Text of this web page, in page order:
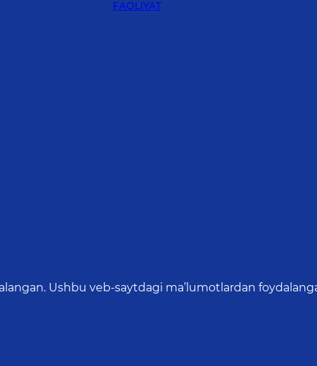
FAOLIYAT
Ushbu veb-saytdagi ma’lumotlardan